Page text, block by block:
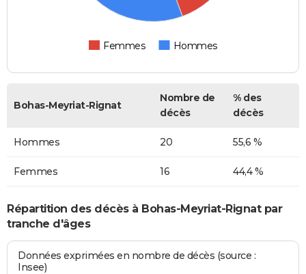
Femmes Hommes
Bohas-Meyriat-Rignat
Nombre de
décès
% des
décès
Hommes 20 55,6 %
Femmes 16 44,4 %
Répartition des décès à Bohas-Meyriat-Rignat par
tranche d'âges
Données exprimées en nombre de décès (source :
Insee)